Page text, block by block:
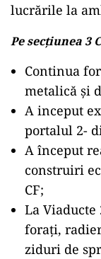
lucrările la
Pe secțiunea 3
Continua
metalică și
A inceput
portalul 2-
A început
construiri
CF;
La Viaducte
forați,
ziduri de